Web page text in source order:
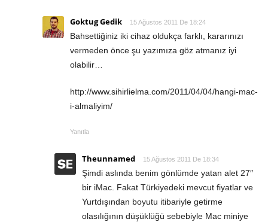
Goktug Gedik 15 Ağustos 2011 De 18:24
Bahsettiğiniz iki cihaz oldukça farklı, kararınızı
vermeden önce şu yazımıza göz atmanız iyi
olabilir…
http://www.sihirlielma.com/2011/04/04/hangi-mac-
i-almaliyim/
Yanıtla
Theunnamed 15 Ağustos 2011 De 18:34
Şimdi aslında benim gönlümde yatan alet 27″
bir iMac. Fakat Türkiyedeki mevcut fiyatlar ve
Yurtdışından boyutu itibariyle getirme
olasılığının düşüklüğü sebebiyle Mac miniye